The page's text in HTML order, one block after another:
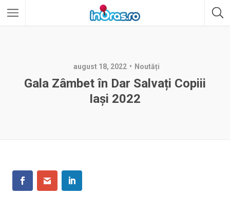
august 18, 2022 Noutăți
Gala Zâmbet în Dar Salvați Copiii
Iași 2022